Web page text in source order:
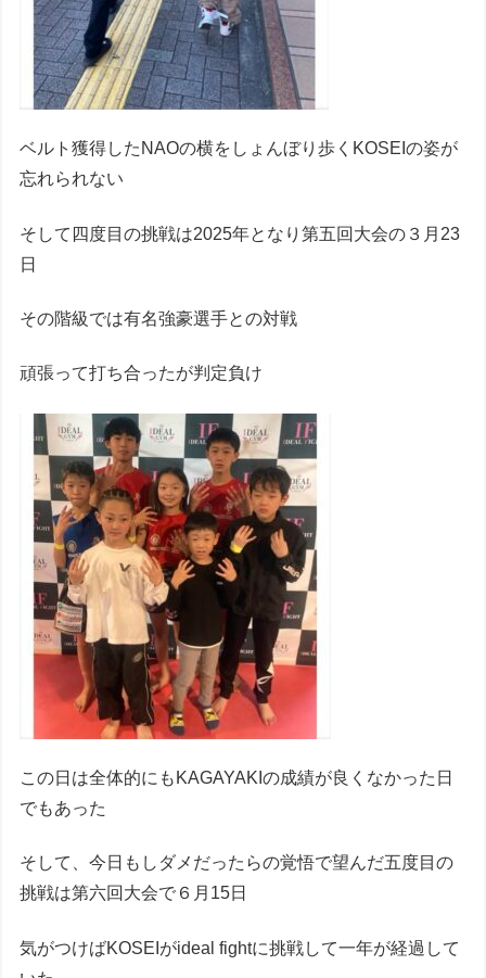
ベルト獲得したNAOの横をしょんぼり歩くKOSEIの姿が
忘れられない
そして四度目の挑戦は2025年となり第五回大会の３月23
日
その階級では有名強豪選手との対戦
頑張って打ち合ったが判定負け
この日は全体的にもKAGAYAKIの成績が良くなかった日
でもあった
そして、今日もしダメだったらの覚悟で望んだ五度目の
挑戦は第六回大会で６月15日
気がつけばKOSEIがideal fightに挑戦して一年が経過して